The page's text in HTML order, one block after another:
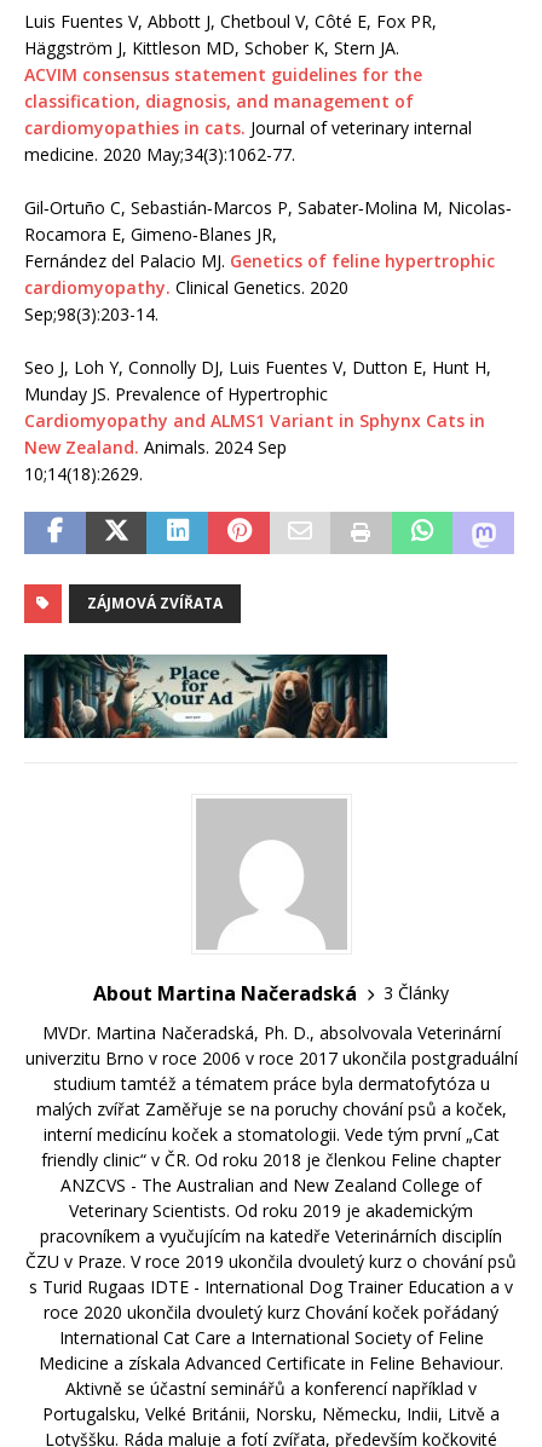
Luis Fuentes V, Abbott J, Chetboul V, Côté E, Fox PR,
Häggström J, Kittleson MD, Schober K, Stern JA.
ACVIM consensus statement guidelines for the
classification, diagnosis, and management of
cardiomyopathies in cats. Journal of veterinary internal
medicine. 2020 May;34(3):1062-77.
Gil‐Ortuño C, Sebastián‐Marcos P, Sabater‐Molina M, Nicolas‐
Rocamora E, Gimeno‐Blanes JR,
Fernández del Palacio MJ. Genetics of feline hypertrophic
cardiomyopathy. Clinical Genetics. 2020
Sep;98(3):203-14.
Seo J, Loh Y, Connolly DJ, Luis Fuentes V, Dutton E, Hunt H,
Munday JS. Prevalence of Hypertrophic
Cardiomyopathy and ALMS1 Variant in Sphynx Cats in
New Zealand. Animals. 2024 Sep
10;14(18):2629.
ZÁJMOVÁ ZVÍŘATA
About Martina Načeradská
3 Články
MVDr. Martina Načeradská, Ph. D., absolvovala Veterinární
univerzitu Brno v roce 2006 v roce 2017 ukončila postgraduální
studium tamtéž a tématem práce byla dermatofytóza u
malých zvířat Zaměřuje se na poruchy chování psů a koček,
interní medicínu koček a stomatologii. Vede tým první „Cat
friendly clinic“ v ČR. Od roku 2018 je členkou Feline chapter
ANZCVS - The Australian and New Zealand College of
Veterinary Scientists. Od roku 2019 je akademickým
pracovníkem a vyučujícím na katedře Veterinárních disciplín
ČZU v Praze. V roce 2019 ukončila dvouletý kurz o chování psů
s Turid Rugaas IDTE - International Dog Trainer Education a v
roce 2020 ukončila dvouletý kurz Chování koček pořádaný
International Cat Care a International Society of Feline
Medicine a získala Advanced Certificate in Feline Behaviour.
Aktivně se účastní seminářů a konferencí například v
Portugalsku, Velké Británii, Norsku, Německu, Indii, Litvě a
Lotyššku. Ráda maluje a fotí zvířata, především kočkovité